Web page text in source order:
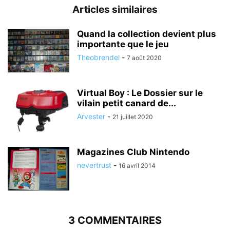
Articles similaires
Quand la collection devient plus
importante que le jeu
Theobrendel - 7 août 2020
Virtual Boy : Le Dossier sur le
vilain petit canard de...
Arvester - 21 juillet 2020
Magazines Club Nintendo
nevertrust - 16 avril 2014
3 COMMENTAIRES